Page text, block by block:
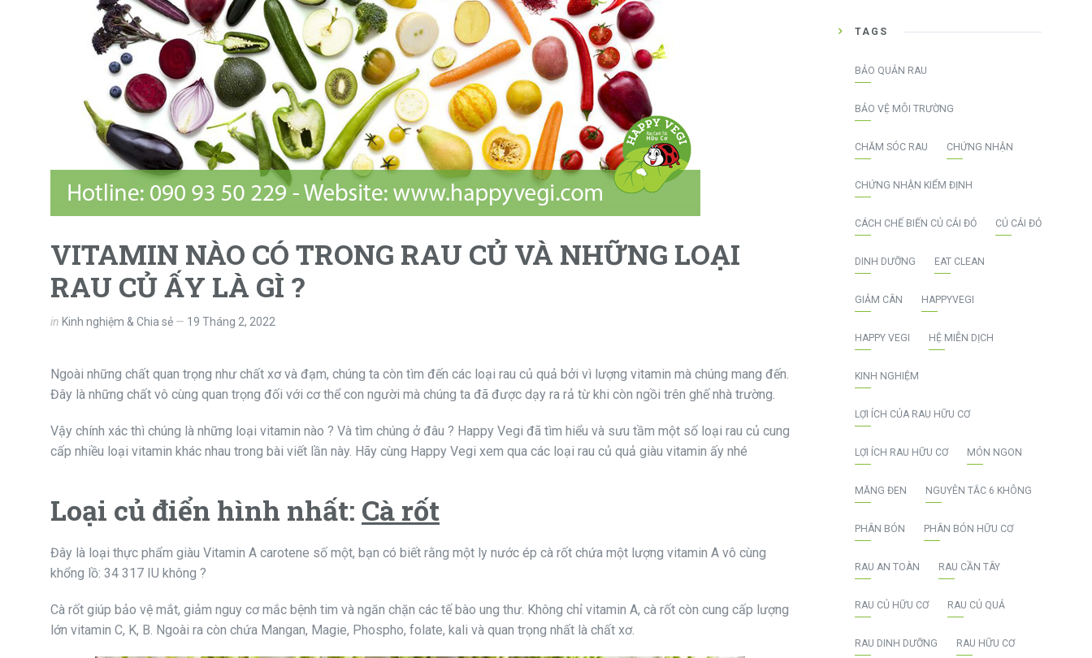
VITAMIN NÀO CÓ TRONG RAU CỦ VÀ NHỮNG LOẠI
RAU CỦ ẤY LÀ GÌ ?
in Kinh nghiệm & Chia sẻ 19 Tháng 2, 2022
Ngoài những chất quan trọng như chất xơ và đạm, chúng ta còn tìm đến các loại rau củ quả bởi vì lượng vitamin mà chúng mang đến.
Đây là những chất vô cùng quan trọng đối với cơ thể con người mà chúng ta đã được dạy ra rả từ khi còn ngồi trên ghế nhà trường.
Vậy chính xác thì chúng là những loại vitamin nào ? Và tìm chúng ở đâu ? Happy Vegi đã tìm hiểu và sưu tầm một số loại rau củ cung
cấp nhiều loại vitamin khác nhau trong bài viết lần này. Hãy cùng Happy Vegi xem qua các loại rau củ quả giàu vitamin ấy nhé
Loại củ điển hình nhất: Cà rốt
Đây là loại thực phẩm giàu Vitamin A carotene số một, bạn có biết rằng một ly nước ép cà rốt chứa một lượng vitamin A vô cùng
khổng lồ: 34 317 IU không ?
Cà rốt giúp bảo vệ mắt, giảm nguy cơ mắc bệnh tim và ngăn chặn các tế bào ung thư. Không chỉ vitamin A, cà rốt còn cung cấp lượng
lớn vitamin C, K, B. Ngoài ra còn chứa Mangan, Magie, Phospho, folate, kali và quan trọng nhất là chất xơ.
TAGS
BẢO QUẢN RAU
BẢO VỆ MÔI TRƯỜNG
CHĂM SÓC RAU CHỨNG NHẬN
CHỨNG NHẬN KIỂM ĐỊNH
CÁCH CHẾ BIẾN CỦ CẢI ĐỎ CỦ CẢI ĐỎ
DINH DƯỠNG EAT CLEAN
GIẢM CÂN HAPPYVEGI
HAPPY VEGI HỆ MIỄN DỊCH
KINH NGHIỆM
LỢI ÍCH CỦA RAU HỮU CƠ
LỢI ÍCH RAU HỮU CƠ MÓN NGON
MĂNG ĐEN NGUYÊN TẮC 6 KHÔNG
PHÂN BÓN PHÂN BÓN HỮU CƠ
RAU AN TOÀN RAU CẦN TÂY
RAU CỦ HỮU CƠ RAU CỦ QUẢ
RAU DINH DƯỠNG RAU HỮU CƠ